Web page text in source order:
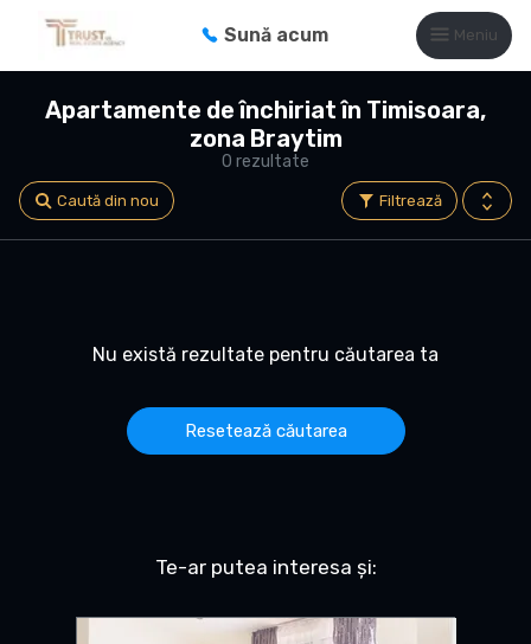
Sună acum Meniu
0 rezultate
Apartamente de închiriat în Timisoara,
zona Braytim
Filtrează
Caută din nou
Nu există rezultate pentru căutarea ta
Resetează căutarea
Te-ar putea interesa și: